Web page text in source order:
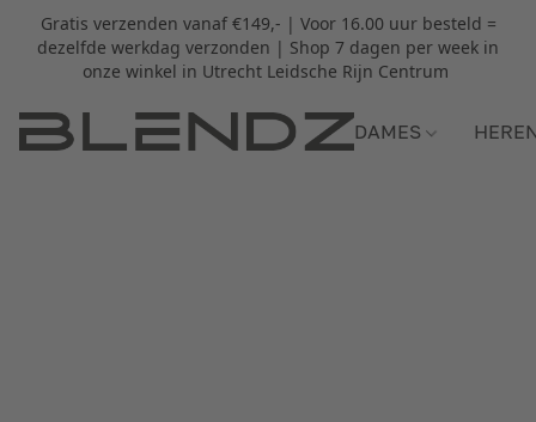
Gratis verzenden vanaf €149,- | Voor 16.00 uur besteld =
dezelfde werkdag verzonden | Shop 7 dagen per week in
onze winkel in Utrecht Leidsche Rijn Centrum
DAMES